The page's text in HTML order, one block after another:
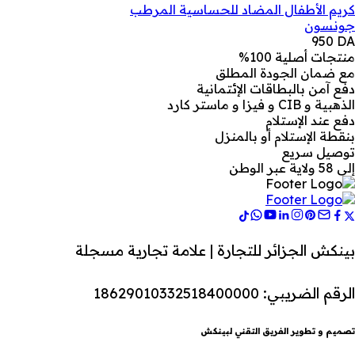
كريم الأطفال المضاد للحساسية المرطب
جونسون
950 DA
منتجات أصلية 100%
مع ضمان الجودة المطلق
دفع آمن بالبطاقات الإئتمانية
الذهبية و CIB و فيزا و ماستر كارد
دفع عند الإستلام
بنقطة الإستلام أو بالمنزل
توصيل سريع
إلى 58 ولاية عبر الوطن
بينكش الجزائر للتجارة | علامة تجارية مسجلة
الرقم الضريبي: 18629010332518400000
تصميم و تطوير الفريق التقني لبينكش